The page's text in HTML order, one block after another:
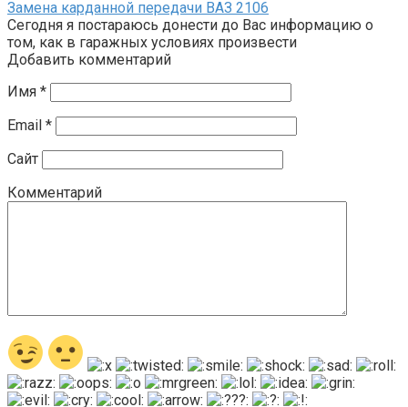
Замена карданной передачи ВАЗ 2106
Сегодня я постараюсь донести до Вас информацию о
том, как в гаражных условиях произвести
Добавить комментарий
Имя *
Email *
Сайт
Комментарий